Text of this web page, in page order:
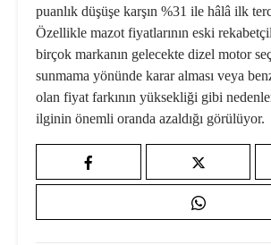
puanlık düşüşe karşın %31 ile hâlâ ilk
Özellikle mazot fiyatlarının eski
birçok markanın gelecekte dizel motor
sunmama yönünde karar alması veya
olan fiyat farkının yüksekliği gibi
ilginin önemli oranda azaldığı görülüyor.